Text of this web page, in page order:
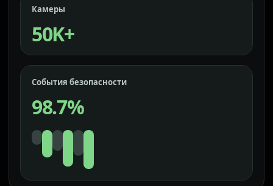
Камеры
50K+
События безопасности
98.7%